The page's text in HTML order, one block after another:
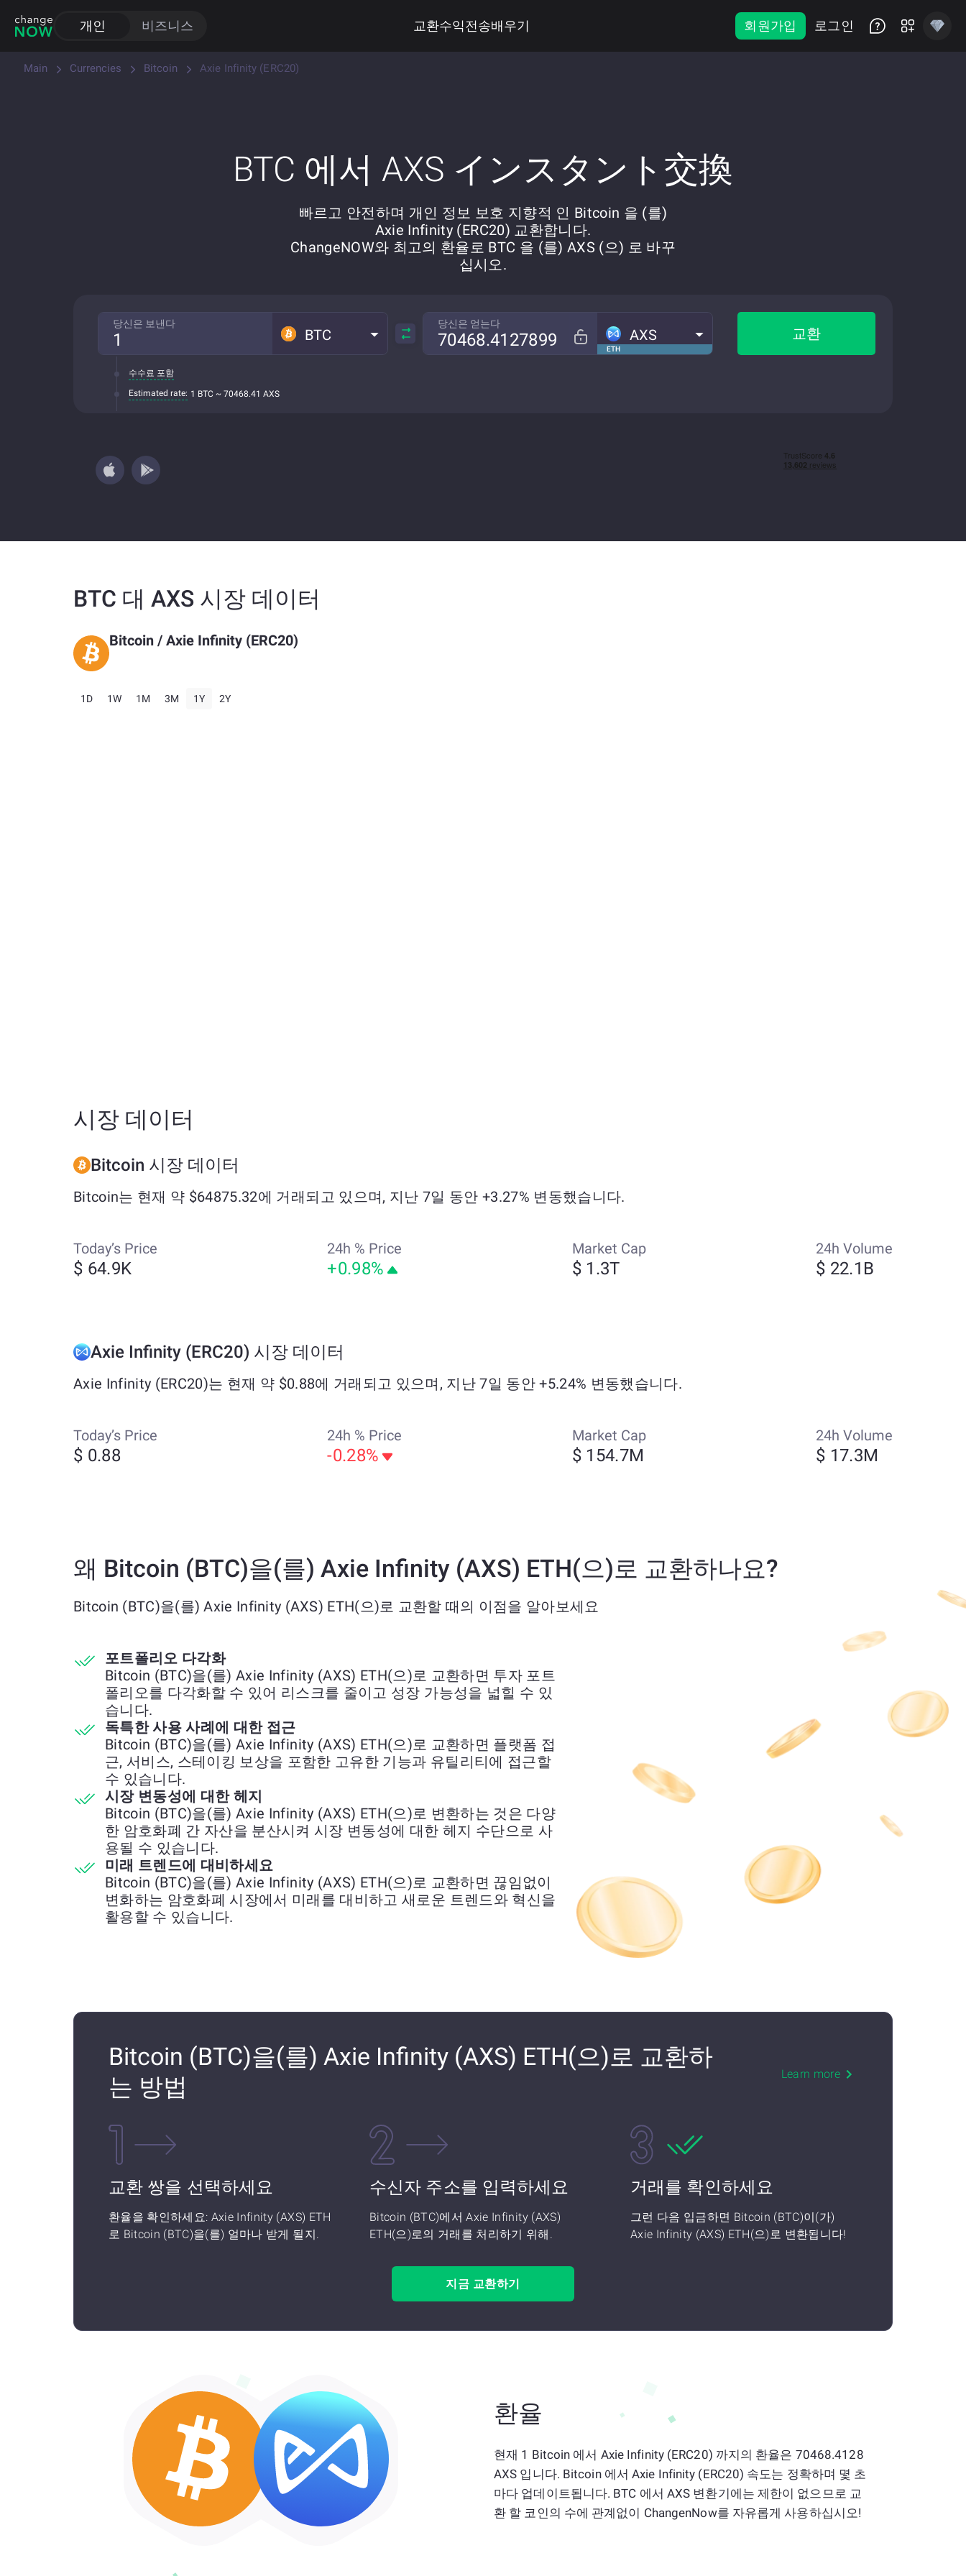
개인 비즈니스 교환수익전송배우기 회원가입 로그인
Main Currencies Bitcoin Axie Infinity (ERC20)
BTC 에서 AXS インスタント交換
빠르고 안전하며 개인 정보 보호 지향적 인 Bitcoin 을 (를)
Axie Infinity (ERC20) 교환합니다.
ChangeNOW와 최고의 환율로 BTC 을 (를) AXS (으) 로 바꾸
십시오.
당신은 보낸다
BTC
수수료 포함
Estimated rate: 1 BTC ~ 70468.41 AXS
당신은 얻는다
ETH
AXS 교환
BTC 대 AXS 시장 데이터
Bitcoin / Axie Infinity (ERC20)
1D 1W 1M 3M 1Y 2Y
시장 데이터
Bitcoin 시장 데이터
Bitcoin는 현재 약 $64875.32에 거래되고 있으며, 지난 7일 동안 +3.27% 변동했습니다.
Today’s Price
$ 64.9K
24h % Price
+0.98%
Market Cap
$ 1.3T
24h Volume
$ 22.1B
Axie Infinity (ERC20) 시장 데이터
Axie Infinity (ERC20)는 현재 약 $0.88에 거래되고 있으며, 지난 7일 동안 +5.24% 변동했습니다.
Today’s Price
$ 0.88
24h % Price
-0.28%
Market Cap
$ 154.7M
24h Volume
$ 17.3M
왜 Bitcoin (BTC)을(를) Axie Infinity (AXS) ETH(으)로 교환하나요?
Bitcoin (BTC)을(를) Axie Infinity (AXS) ETH(으)로 교환할 때의 이점을 알아보세요
포트폴리오 다각화
Bitcoin (BTC)을(를) Axie Infinity (AXS) ETH(으)로 교환하면 투자 포트
폴리오를 다각화할 수 있어 리스크를 줄이고 성장 가능성을 넓힐 수 있
습니다.
독특한 사용 사례에 대한 접근
Bitcoin (BTC)을(를) Axie Infinity (AXS) ETH(으)로 교환하면 플랫폼 접
근, 서비스, 스테이킹 보상을 포함한 고유한 기능과 유틸리티에 접근할
수 있습니다.
시장 변동성에 대한 헤지
Bitcoin (BTC)을(를) Axie Infinity (AXS) ETH(으)로 변환하는 것은 다양
한 암호화폐 간 자산을 분산시켜 시장 변동성에 대한 헤지 수단으로 사
용될 수 있습니다.
미래 트렌드에 대비하세요
Bitcoin (BTC)을(를) Axie Infinity (AXS) ETH(으)로 교환하면 끊임없이
변화하는 암호화폐 시장에서 미래를 대비하고 새로운 트렌드와 혁신을
활용할 수 있습니다.
Bitcoin (BTC)을(를) Axie Infinity (AXS) ETH(으)로 교환하
는 방법
Learn more
교환 쌍을 선택하세요
환율을 확인하세요: Axie Infinity (AXS) ETH
로 Bitcoin (BTC)을(를) 얼마나 받게 될지.
수신자 주소를 입력하세요
Bitcoin (BTC)에서 Axie Infinity (AXS)
ETH(으)로의 거래를 처리하기 위해.
거래를 확인하세요
그런 다음 입금하면 Bitcoin (BTC)이(가)
Axie Infinity (AXS) ETH(으)로 변환됩니다!
지금 교환하기
환율
현재 1 Bitcoin 에서 Axie Infinity (ERC20) 까지의 환율은 70468.4128
AXS 입니다. Bitcoin 에서 Axie Infinity (ERC20) 속도는 정확하며 몇 초
마다 업데이트됩니다. BTC 에서 AXS 변환기에는 제한이 없으므로 교
환 할 코인의 수에 관계없이 ChangenNow를 자유롭게 사용하십시오!